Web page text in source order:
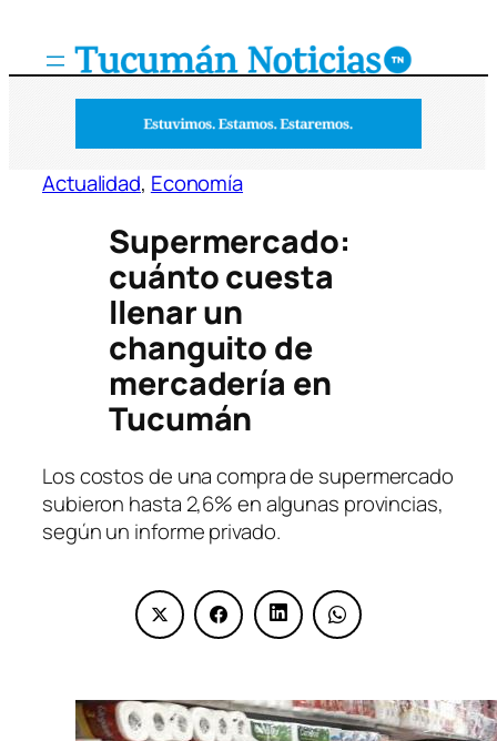
Actualidad, Economía
Supermercado:
cuánto cuesta
llenar un
changuito de
mercadería en
Tucumán
Los costos de una compra de supermercado
subieron hasta 2,6% en algunas provincias,
según un informe privado.